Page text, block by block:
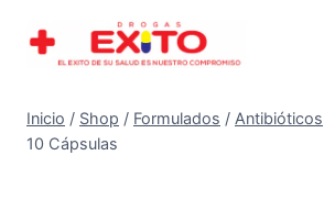
Inicio / Shop / Formulados / Antibióticos
10 Cápsulas